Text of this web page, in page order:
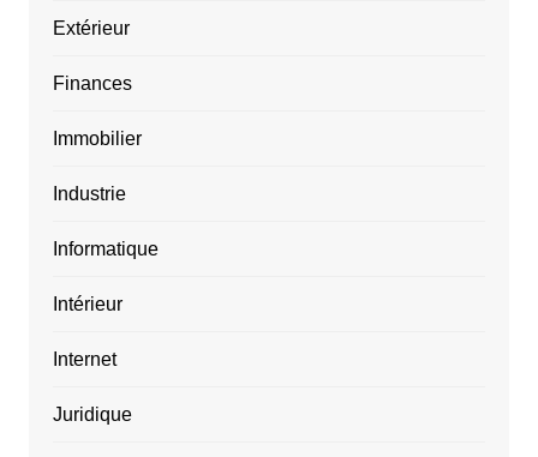
Extérieur
Finances
Immobilier
Industrie
Informatique
Intérieur
Internet
Juridique